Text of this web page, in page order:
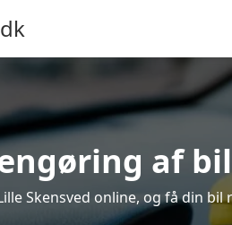
af
Skensved online, og få din